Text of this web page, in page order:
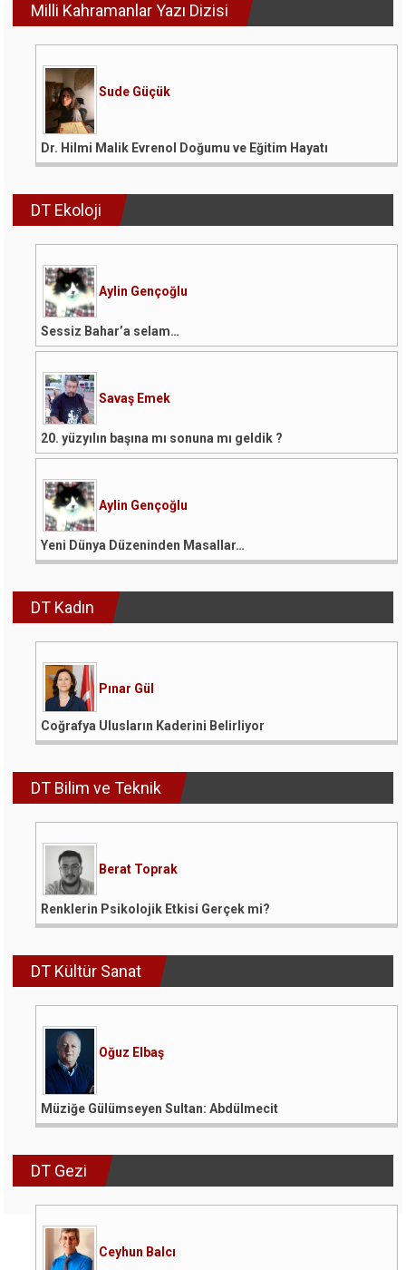
Milli Kahramanlar Yazı Dizisi
Sude Güçük
Dr. Hilmi Malik Evrenol Doğumu ve Eğitim Hayatı
DT Ekoloji
Aylin Gençoğlu
Sessiz Bahar’a selam…
Savaş Emek
20. yüzyılın başına mı sonuna mı geldik ?
Aylin Gençoğlu
Yeni Dünya Düzeninden Masallar…
DT Kadın
Pınar Gül
Coğrafya Ulusların Kaderini Belirliyor
DT Bilim ve Teknik
Berat Toprak
Renklerin Psikolojik Etkisi Gerçek mi?
DT Kültür Sanat
Oğuz Elbaş
Müziğe Gülümseyen Sultan: Abdülmecit
DT Gezi
Ceyhun Balcı